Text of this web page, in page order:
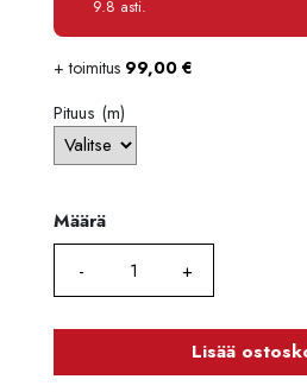
9.8 asti.
+ toimitus 99,00 €
Pituus (m)
Määrä
Määrä
Lisää